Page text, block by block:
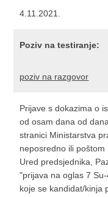
4.11.2021.
Poziv na testiranje:
poziv na razgovor
Prijave s dokazima o
od osam dana od
stranici Ministarstva
neposredno ili poštom
Ured predsjednika,
"prijava na oglas 7
koje se kandidat/kinja